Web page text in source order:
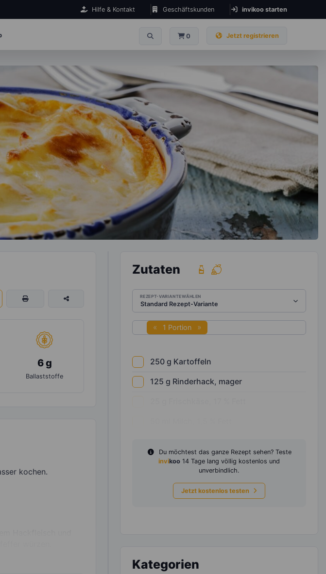
Hilfe & Kontakt Geschäftskunden invikoo starten
0 Jetzt registrieren
6 g
Ballaststoffe
kochen.
Zutaten
REZEPT-VARIANTE WÄHLEN
1 Portion
250 g Kartoffeln
125 g Rinderhack, mager
Du möchtest das ganze Rezept sehen? Teste
invikoo 14 Tage lang völlig kostenlos und
unverbindlich.
Jetzt kostenlos testen
Kategorien